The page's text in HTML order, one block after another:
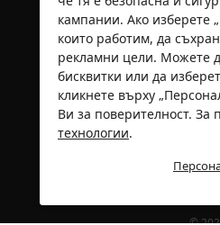
Сертифициране на
кампании. Ако изберете
които работим, да
рекламни цели. Можете
бисквитки или да
кликнете върху
Ви за поверителност.
технологии.